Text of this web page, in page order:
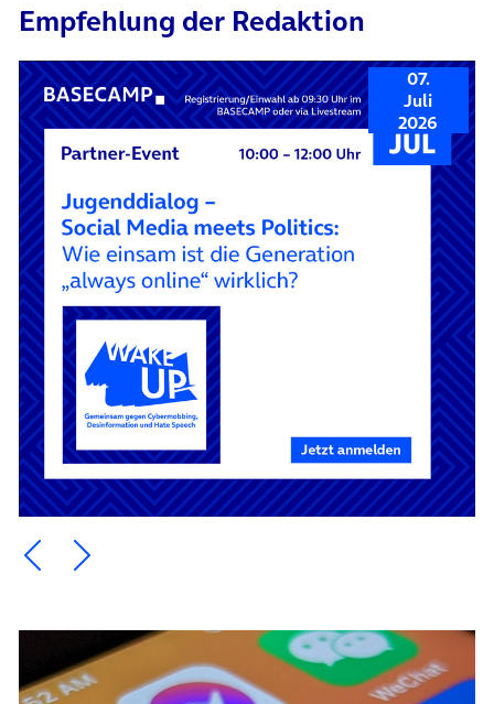
Empfehlung der Redaktion
07.
Juli
2026
Ein Element zurück blättern
Ein Element weiter blättern